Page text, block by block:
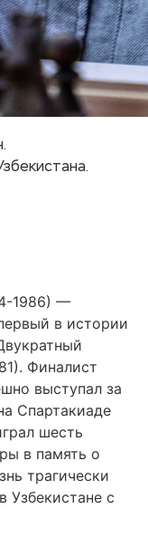
1986) —
в истории
Финалист
выступал за
Спартакиаде
шесть
в память о
трагически
Узбекистане с